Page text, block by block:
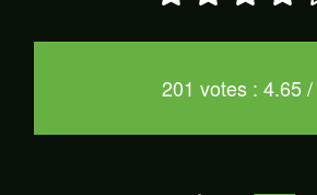
201 votes : 4.65